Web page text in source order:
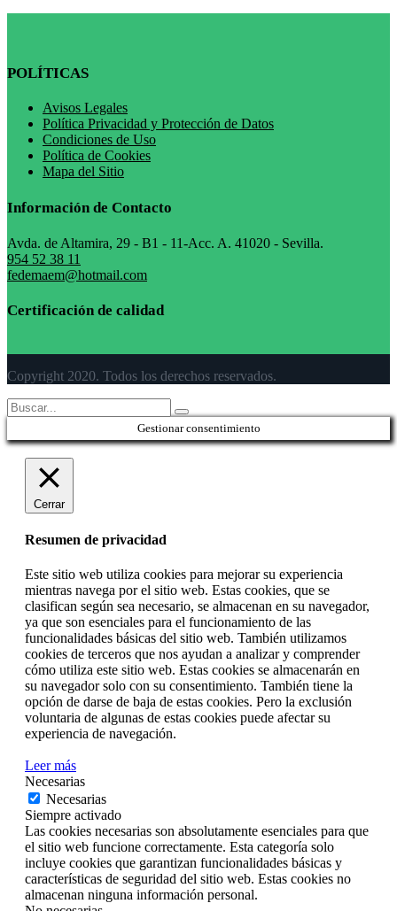
POLÍTICAS
Avisos Legales
Política Privacidad y Protección de Datos
Condiciones de Uso
Política de Cookies
Mapa del Sitio
Información de Contacto
Avda. de Altamira, 29 - B1 - 11-Acc. A. 41020 - Sevilla.
954 52 38 11
fedemaem@hotmail.com
Certificación de calidad
Copyright 2020. Todos los derechos reservados.
Gestionar consentimiento
Cerrar
Resumen de privacidad
Este sitio web utiliza cookies para mejorar su experiencia
mientras navega por el sitio web. Estas cookies, que se
clasifican según sea necesario, se almacenan en su navegador,
ya que son esenciales para el funcionamiento de las
funcionalidades básicas del sitio web. También utilizamos
cookies de terceros que nos ayudan a analizar y comprender
cómo utiliza este sitio web. Estas cookies se almacenarán en
su navegador solo con su consentimiento. También tiene la
opción de darse de baja de estas cookies. Pero la exclusión
voluntaria de algunas de estas cookies puede afectar su
experiencia de navegación.
Leer más
Necesarias
Necesarias
Siempre activado
Las cookies necesarias son absolutamente esenciales para que
el sitio web funcione correctamente. Esta categoría solo
incluye cookies que garantizan funcionalidades básicas y
características de seguridad del sitio web. Estas cookies no
almacenan ninguna información personal.